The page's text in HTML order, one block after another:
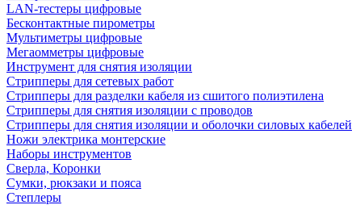
LAN-тестеры цифровые
Бесконтактные пирометры
Мультиметры цифровые
Мегаомметры цифровые
Инструмент для снятия изоляции
Стрипперы для сетевых работ
Стрипперы для разделки кабеля из сшитого полиэтилена
Cтрипперы для снятия изоляции с проводов
Стрипперы для снятия изоляции и оболочки силовых кабелей
Ножи электрика монтерские
Наборы инструментов
Сверла, Коронки
Сумки, рюкзаки и пояса
Степлеры